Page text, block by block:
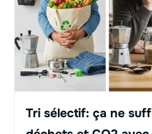
Tri sélectif: ça ne